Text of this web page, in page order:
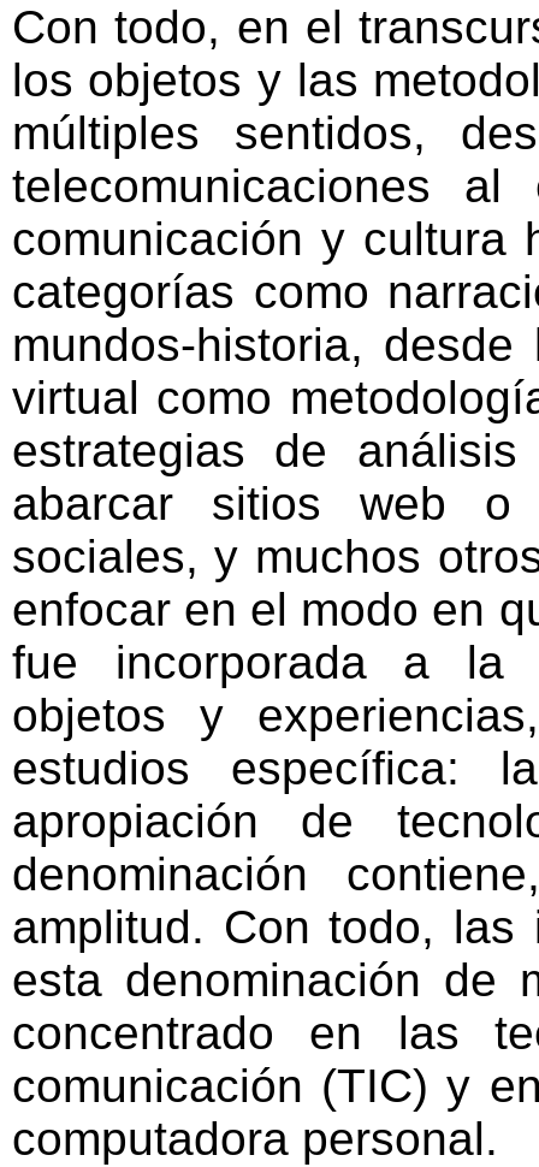
Con todo, en el
los objetos y las
múltiples sentidos,
telecomunicaciones
comunicación y cultura
categorías como
mundos-historia,
virtual como
estrategias de
abarcar sitios web o
sociales, y muchos
enfocar en el modo en
fue incorporada a la
objetos y
estudios específica:
apropiación de
denominación
amplitud. Con todo,
esta denominación de
concentrado en las
comunicación (TIC) y
computadora personal.